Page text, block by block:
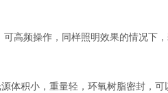
高频操作，同样照明效果的情况下
体积小，重量轻，环氧树脂密封，